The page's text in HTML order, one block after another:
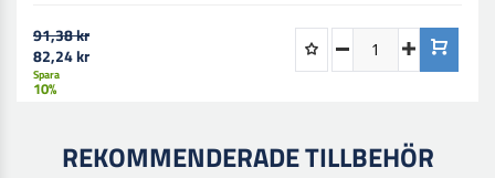
som uppstår på arbetsplatsen.
91,38 kr
82,24 kr
Spara
10%
REKOMMENDERADE TILLBEHÖR